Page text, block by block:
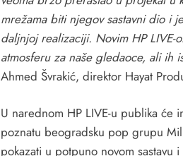
mrežama biti njegov sastavni dio i
daljnjoj realizaciji. Novim HP LIVE-
atmosferu za naše gledaoce, ali ih
Ahmed Švrakić, direktor Hayat
U narednom HP LIVE-u publika
poznatu beogradsku pop grupu
pokazati u potpuno novom